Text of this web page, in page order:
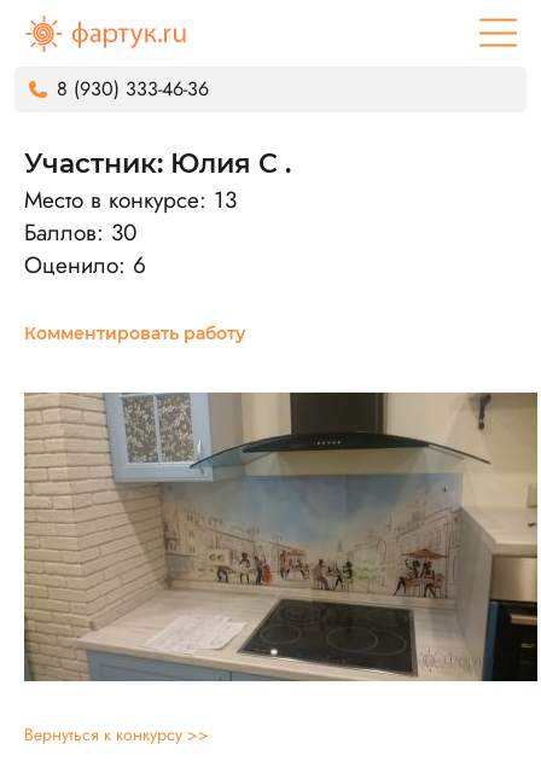
8 (930) 333-46-36
Участник: Юлия С .
Место в конкурсе: 13
Баллов: 30
Оценило: 6
Комментировать работу
Вернуться к конкурсу >>